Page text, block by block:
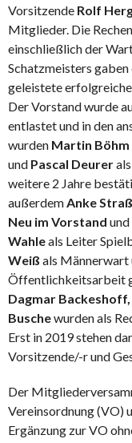
Vorsitzende Rolf
Mitglieder. Die
einschließlich der
Schatzmeisters
geleistete
Der Vorstand wurde
entlastet und in den
wurden Martin Böhm
und Pascal Deurer
weitere 2 Jahre
außerdemAnke
Neu im Vorstand
Wahleals Leiter
Weiß als Männerwart
Öffentlichkeitsarbeit
Dagmar
Buschewurden als
Erst in 2019 stehen
Vorsitzende/-r und
Der
Vereinsordnung (VO)
Ergänzung zur VO